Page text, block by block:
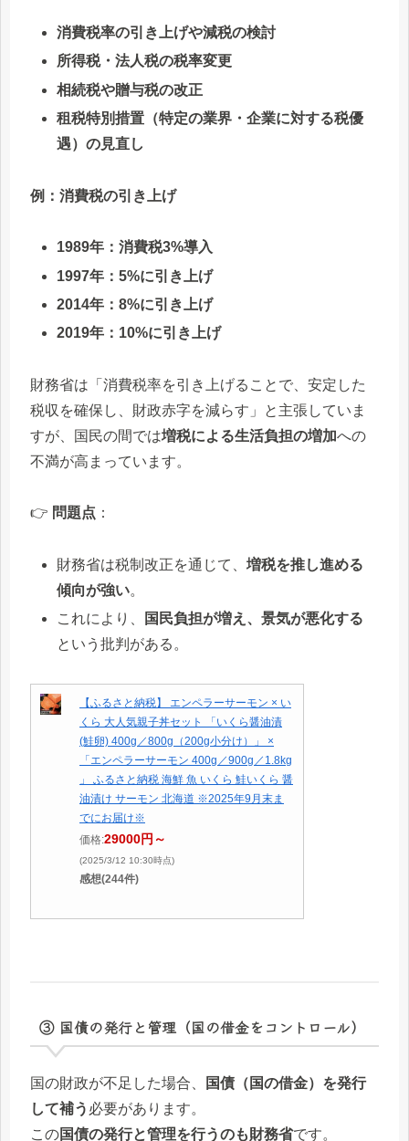
消費税率の引き上げや減税の検討
所得税・法人税の税率変更
相続税や贈与税の改正
租税特別措置（特定の業界・企業に対する税優
遇）の見直し
例：消費税の引き上げ
1989年：消費税3%導入
1997年：5%に引き上げ
2014年：8%に引き上げ
2019年：10%に引き上げ
財務省は「消費税率を引き上げることで、安定した
税収を確保し、財政赤字を減らす」と主張していま
すが、国民の間では増税による生活負担の増加への
不満が高まっています。
👉 問題点 ：
財務省は税制改正を通じて、増税を推し進める
傾向が強い。
これにより、
国民負担が増え、景気が悪化する
という批判がある。
【ふるさと納税】 エンペラーサーモン × い
くら 大人気親子丼セット 「いくら醤油漬
(鮭卵) 400g／800g（200g小分け）」 ×
「エンペラーサーモン 400g／900g／1.8kg
」 ふるさと納税 海鮮 魚 いくら 鮭いくら 醤
油漬け サーモン 北海道 ※2025年9月末ま
でにお届け※
価格:29000円～
(2025/3/12 10:30時点)
感想(244件)
③ 国債の発行と管理（国の借金をコントロール）
国の財政が不足した場合、
国債（国の借金）を発行
して補う 必要があります。
この国債の発行と管理を行うのも財務省です。